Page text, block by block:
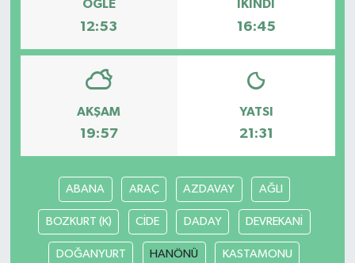
ÖĞLE
12:53
İKINDI
16:45
AKŞAM
19:57
YATSI
21:31
ABANA ARAÇ AZDAVAY AĞLI
BOZKURT (K) CİDE DADAY DEVREKANİ
DOĞANYURT HANÖNÜ KASTAMONU